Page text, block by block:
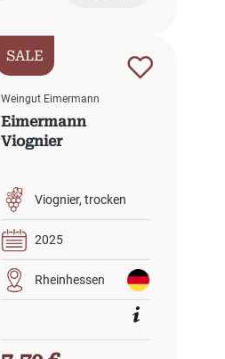
SALE
Weingut Eimermann
Eimermann
Viognier
Viognier trocken
2025
Rheinhessen
Verkaufspreis: